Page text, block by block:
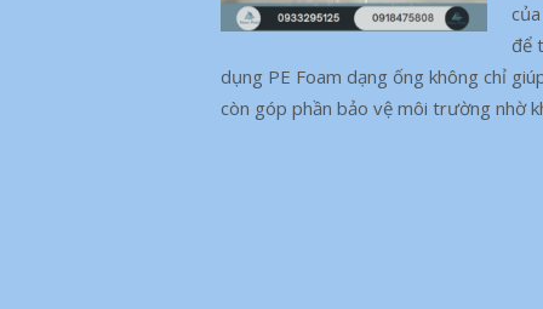
để
dụng PE Foam dạng ống không chỉ
còn góp phần bảo vệ môi trường nhờ